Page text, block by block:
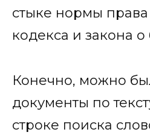
стыке нормы
кодекса и закона о
Конечно, можно
документы по
строке поиска